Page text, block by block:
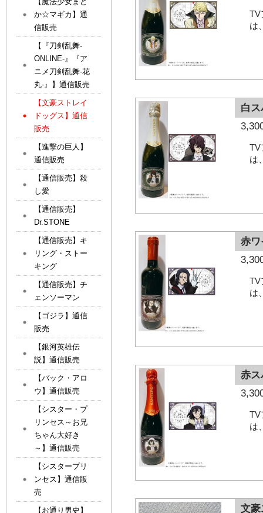
TV
は
白
TV
は
赤
TV
は
赤ス
TV
は
文
か☆マギカ】通
信販売
【『刀剣乱舞-
ONLINE-』『ア
ニメ刀剣乱舞-花
丸-』】通信販売
【文豪ストレイ
ドッグス】通信
販売
【進撃の巨人】
通信販売
【通信販売】殺
し愛
【通信販売】
Dr.STONE
【通信販売】キ
リング・ストー
キング
【通信販売】チ
ェンソーマン
【ゴジラ】通信
販売
【銀河英雄伝
説】通信販売
【バック・アロ
ウ】通信販売
【シスター・プ
リンセス～お兄
ちゃん大好き
～】通信販売
【シスタープリ
ンセス】通信販
売
【お通り男史】